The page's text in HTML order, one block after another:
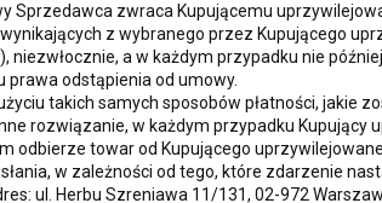
Sprzedawca zwraca Kupującemu
z wybranego przez Kupującego
a w każdym przypadku nie
prawa odstąpienia od umowy.
takich samych sposobów płatności, jakie
rozwiązanie, w każdym przypadku
odbierze towar od Kupującego
w zależności od tego, które zdarzenie
ul. Herbu Szreniawa 11/131, 02-972